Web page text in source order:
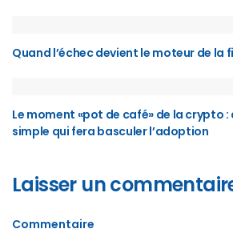
Quand l’échec devient le moteur de la
Le moment «pot de café» de la crypto
simple qui fera basculer l’adoption
Laisser un
Commentaire